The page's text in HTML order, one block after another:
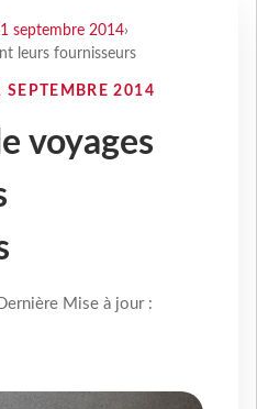
septembre 2014›
leurs fournisseurs
SEPTEMBRE 2014
voyages
Mise à jour :